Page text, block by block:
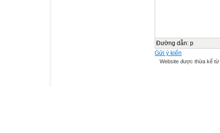
Đường dẫn: p
Gửi ý kiến
Website được thừa kế từ